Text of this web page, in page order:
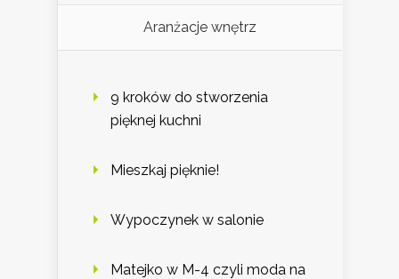
Aranżacje wnętrz
9 kroków do stworzenia
pięknej kuchni
Mieszkaj pięknie!
Wypoczynek w salonie
Matejko w M-4 czyli moda na